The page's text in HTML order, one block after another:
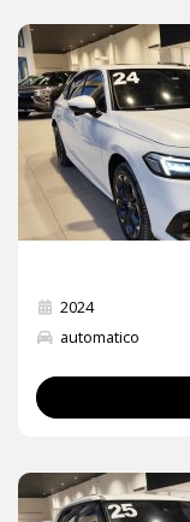
2024
automatico